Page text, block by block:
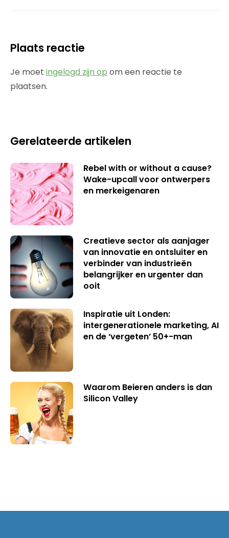
Plaats reactie
Je moet ingelogd zijn op om een reactie te
plaatsen.
Gerelateerde artikelen
Rebel with or without a cause?
Wake-upcall voor ontwerpers
en merkeigenaren
Creatieve sector als aanjager
van innovatie en ontsluiter en
verbinder van industrieën
belangrijker en urgenter dan
ooit
Inspiratie uit Londen:
intergenerationele marketing, AI
en de ‘vergeten’ 50+-man
Waarom Beieren anders is dan
Silicon Valley